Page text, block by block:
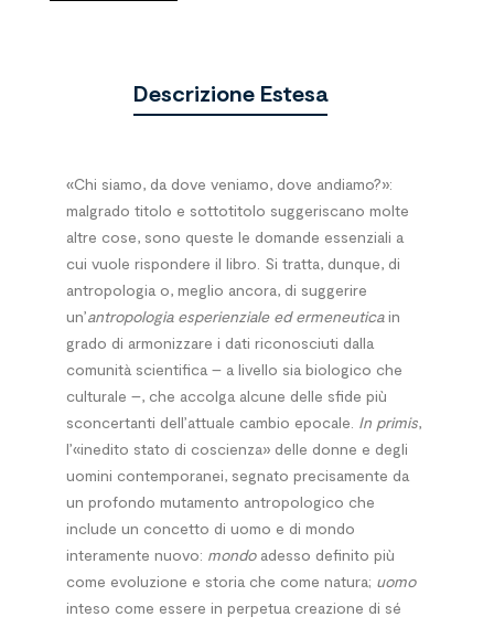
Descrizione Estesa
«Chi siamo, da dove veniamo, dove andiamo?»:
malgrado titolo e sottotitolo suggeriscano molte
altre cose, sono queste le domande essenziali a
cui vuole rispondere il libro. Si tratta, dunque, di
antropologia o, meglio ancora, di suggerire
un’antropologia esperienziale ed ermeneuticain
grado di armonizzare i dati riconosciuti dalla
comunità scientifica – a livello sia biologico che
culturale –, che accolga alcune delle sfide più
sconcertanti dell’attuale cambio epocale. In primis,
l’«inedito stato di coscienza» delle donne e degli
uomini contemporanei, segnato precisamente da
un profondo mutamento antropologico che
include un concetto di uomo e di mondo
interamente nuovo: mondoadesso definito più
come evoluzione e storia che come natura; uomo
inteso come essere in perpetua creazione di sé